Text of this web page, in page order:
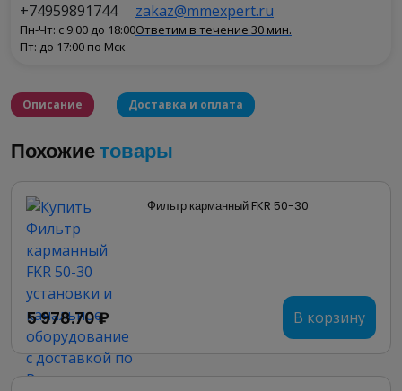
+74959891744
Пн-Чт: с 9:00 до 18:00
Пт: до 17:00 по Мск
zakaz@mmexpert.ru
Ответим в течение 30 мин.
Описание Доставка и оплата
Фильтр карманный для прямоугольных каналов
FKR используется совместно с фильтрующей
EU5 и EU7.
В качестве материала для фильтрующих вставок
используют химическое волокно, благодаря
чему фильтр карманный для прямоугольных
каналов FKR становится значительно пылеёмким
и с более развитой поверхностью фильтрации.
Похожиетовары
Фильтр карманный FKR 50-30
5 978.70 ₽ В корзину